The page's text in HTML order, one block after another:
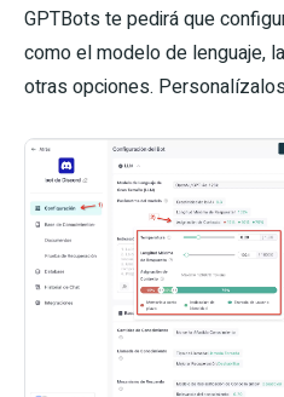
GPTBots te pedirá que
como el modelo de lenguaje,
otras opciones.